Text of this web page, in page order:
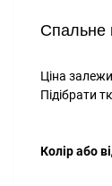
Спальне
Ціна
Підібрати
Колір або